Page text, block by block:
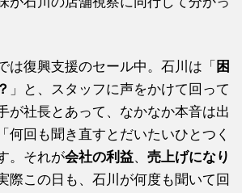
は復興支援のセール中。石川は「 困
」と、スタッフに声をかけて回って
が社長とあって、なかなか本音は出
何回も聞き直すとだいたいひとつく
。それが会社の利益、売上げになり
際この日も、石川が何度も聞いて回